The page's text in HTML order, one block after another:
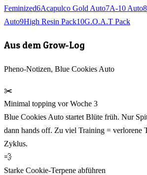
Feminized6Acapulco Gold Auto7A-10 Auto8
Auto9High Resin Pack10G.O.A.T Pack
Aus dem Grow-Log
Pheno-Notizen, Blue Cookies Auto
✂️
Minimal topping vor Woche 3
Blue Cookies Auto startet Blüte früh. Nur
dann hands off. Zu viel Training = verlorene
Zyklus.
💨
Starke Cookie-Terpene abführen